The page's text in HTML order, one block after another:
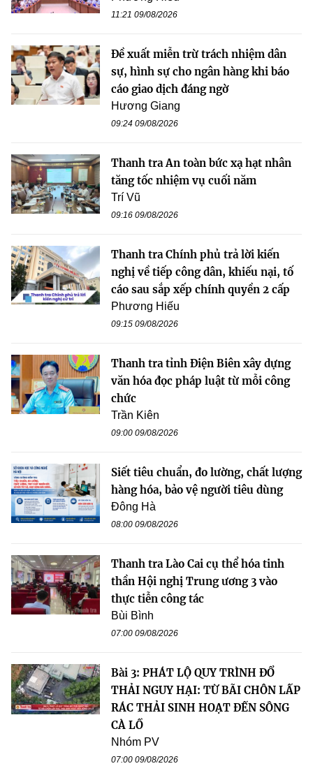
11:21 09/08/2026
Đề xuất miễn trừ trách nhiệm dân
sự, hình sự cho ngân hàng khi báo
cáo giao dịch đáng ngờ
Hương Giang
09:24 09/08/2026
Thanh tra An toàn bức xạ hạt nhân
tăng tốc nhiệm vụ cuối năm
Trí Vũ
09:16 09/08/2026
Thanh tra Chính phủ trả lời kiến
nghị về tiếp công dân, khiếu nại, tố
cáo sau sắp xếp chính quyền 2 cấp
Phương Hiếu
09:15 09/08/2026
Thanh tra tỉnh Điện Biên xây dựng
văn hóa đọc pháp luật từ mỗi công
chức
Trần Kiên
09:00 09/08/2026
Siết tiêu chuẩn, đo lường, chất lượng
hàng hóa, bảo vệ người tiêu dùng
Đông Hà
08:00 09/08/2026
Thanh tra Lào Cai cụ thể hóa tinh
thần Hội nghị Trung ương 3 vào
thực tiễn công tác
Bùi Bình
07:00 09/08/2026
Bài 3: PHÁT LỘ QUY TRÌNH ĐỔ
THẢI NGUY HẠI: TỪ BÃI CHÔN LẤP
RÁC THẢI SINH HOẠT ĐẾN SÔNG
CÀ LỒ
Nhóm PV
07:00 09/08/2026